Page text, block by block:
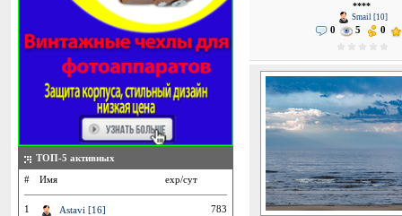
ТОП-5 активных
# Имя exp/сут
1 Astavi [16]
783
****
Smail [10]
0 5 0